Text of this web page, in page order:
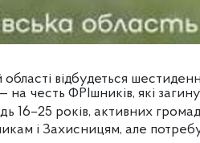
області відбудеться
честь ФРІшників, які
16–25 років, активних
і Захисницям, але